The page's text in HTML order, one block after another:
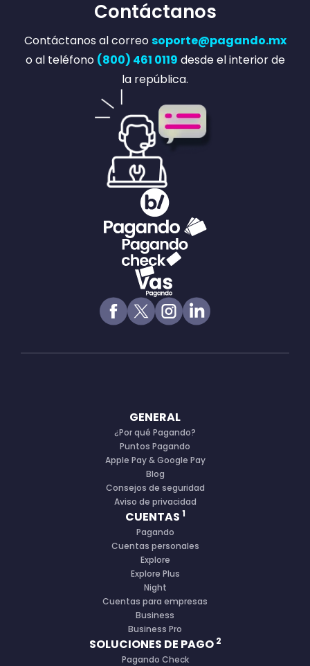
Contáctanos
Contáctanos al correo soporte@pagando.mx
o al teléfono (800) 461 0119 desde el interior de
la república.
GENERAL
¿Por qué Pagando?
Puntos Pagando
Apple Pay & Google Pay
Blog
Consejos de seguridad
Aviso de privacidad
CUENTAS 1
Pagando
Cuentas personales
Explore
Explore Plus
Night
Cuentas para empresas
Business
Business Pro
SOLUCIONES DE PAGO 2
Pagando Check